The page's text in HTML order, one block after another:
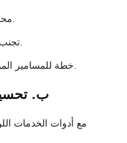
محاذاة جداول الإنتاج مع احتياجات السوق.
تجنب المخزون الزائد وتقليل تكاليف الحجز.
خطة للمسامير الموسمية أو الخاصة بالصناعة في الطلب.
ب.
مع أدوات الخدمات